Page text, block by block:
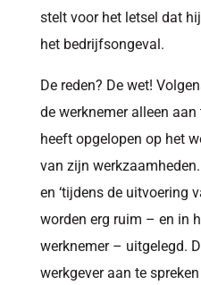
stelt voor het letsel dat
het bedrijfsongeval.
De reden? De wet!
de werknemer alleen
heeft opgelopen op het
van zijn werkzaamheden.
en ‘tijdens de uitvoering
worden erg ruim – en in
werknemer – uitgelegd.
werkgever aan te